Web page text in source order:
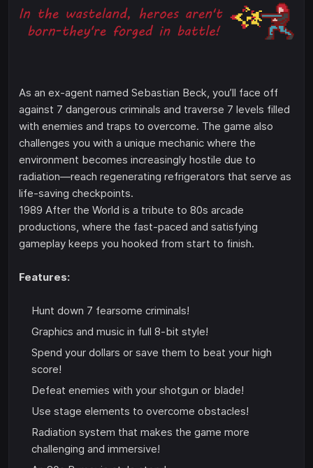
As an ex-agent named Sebastian Beck, you’ll face off
against 7 dangerous criminals and traverse 7 levels filled
with enemies and traps to overcome. The game also
challenges you with a unique mechanic where the
environment becomes increasingly hostile due to
radiation—reach regenerating refrigerators that serve as
life-saving checkpoints.
1989 After the World is a tribute to 80s arcade
productions, where the fast-paced and satisfying
gameplay keeps you hooked from start to finish.
Features:
Hunt down 7 fearsome criminals!
Graphics and music in full 8-bit style!
Spend your dollars or save them to beat your high
score!
Defeat enemies with your shotgun or blade!
Use stage elements to overcome obstacles!
Radiation system that makes the game more
challenging and immersive!